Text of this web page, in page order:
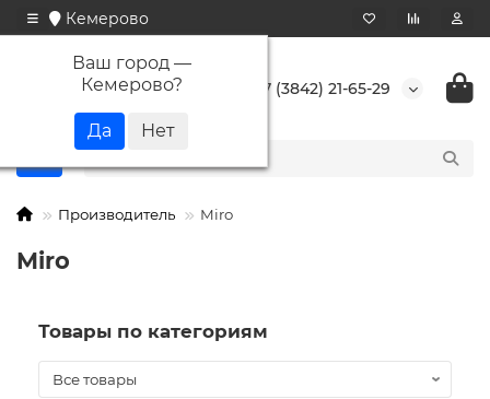
Кемерово
Ваш город —
Кемерово? +7 (3842) 21-65-29
Производитель Miro
Miro
Товары по категориям